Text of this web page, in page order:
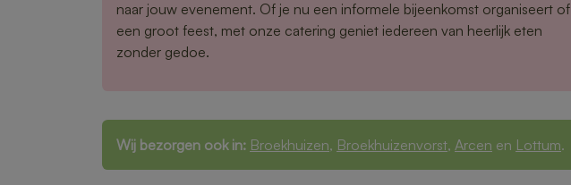
naar jouw evenement. Of je nu een informele bijeenkomst organiseert of
een groot feest, met onze catering geniet iedereen van heerlijk eten
zonder gedoe.
Wij bezorgen ook in: Broekhuizen, Broekhuizenvorst, Arcen en Lottum.